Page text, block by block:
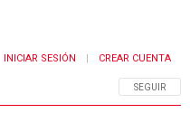
SIGA ESTA
SEGUIR
INICIAR SESIÓN CREAR CUENTA